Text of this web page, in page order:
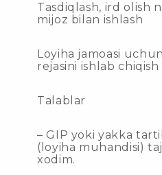
Tasdiqlash, ird olish
mijoz bilan ishlash
Loyiha jamoasi
rejasini ishlab chiqish
Talablar
– GIP yoki yakka
(loyiha muhandisi)
xodim.